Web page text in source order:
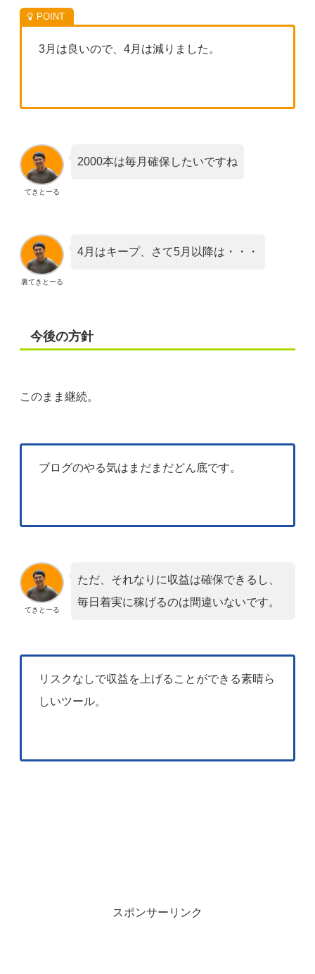
3月は良いので、4月は減りました。
てきとーる
2000本は毎月確保したいですね
裏てきとーる
4月はキープ、さて5月以降は・・・
今後の方針
このまま継続。
ブログのやる気はまだまだどん底です。
てきとーる
ただ、それなりに収益は確保できるし、
毎日着実に稼げるのは間違いないです。
リスクなしで収益を上げることができる素晴ら
しいツール。
スポンサーリンク